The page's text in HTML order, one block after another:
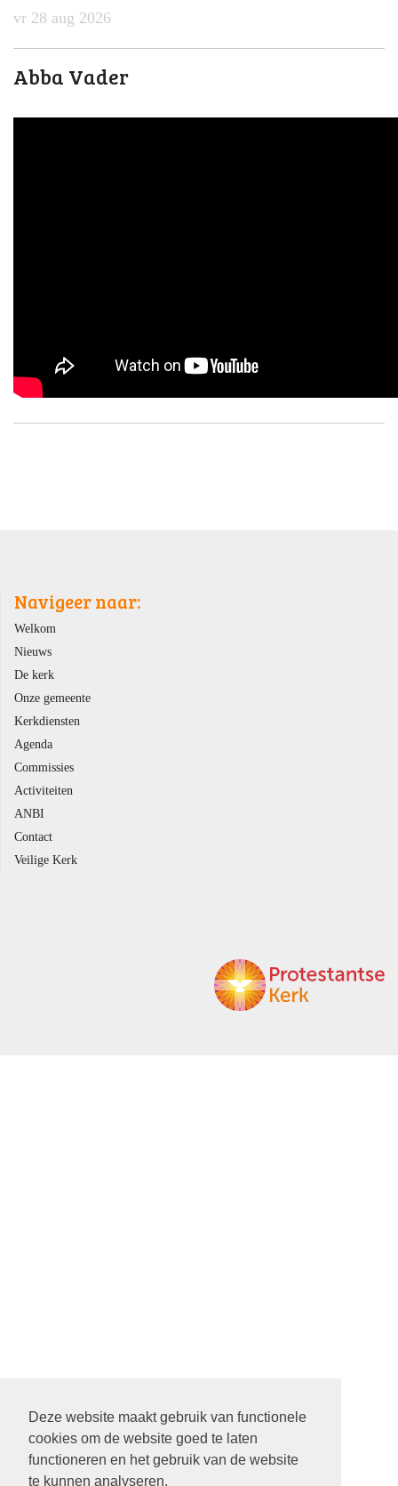
Deze website maakt gebruik van functionele
cookies om de website goed te laten
functioneren en het gebruik van de website
te kunnen analyseren.
vr 28 aug 2026
Abba Vader
Navigeer naar:
Welkom
Nieuws
De kerk
Onze gemeente
Kerkdiensten
Agenda
Commissies
Activiteiten
ANBI
Contact
Veilige Kerk